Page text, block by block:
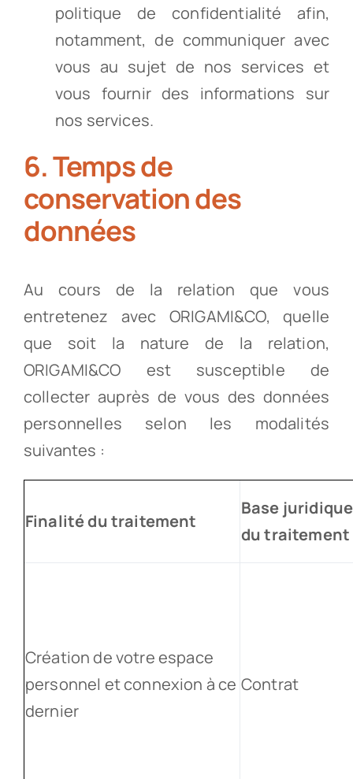
politique de confidentialité afin,
notamment, de communiquer avec
vous au sujet de nos services et
vous fournir des informations sur
nos services.
6. Temps de
conservation des
données
Au cours de la relation que vous
entretenez avec ORIGAMI&CO, quelle
que soit la nature de la relation,
ORIGAMI&CO est susceptible de
collecter auprès de vous des données
personnelles selon les modalités
suivantes :
Finalité du traitement
Base juridique
du traitement
Création de votre espace
personnel et connexion à ce
dernier
Contrat